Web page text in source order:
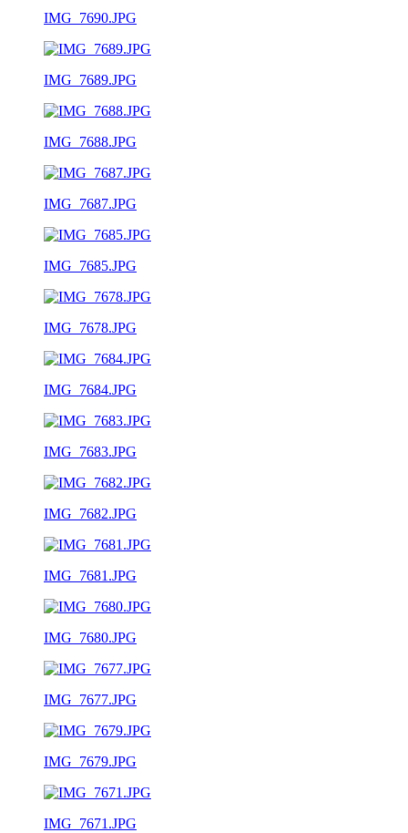
IMG_7690.JPG
IMG_7689.JPG
IMG_7688.JPG
IMG_7687.JPG
IMG_7685.JPG
IMG_7678.JPG
IMG_7684.JPG
IMG_7683.JPG
IMG_7682.JPG
IMG_7681.JPG
IMG_7680.JPG
IMG_7677.JPG
IMG_7679.JPG
IMG_7671.JPG